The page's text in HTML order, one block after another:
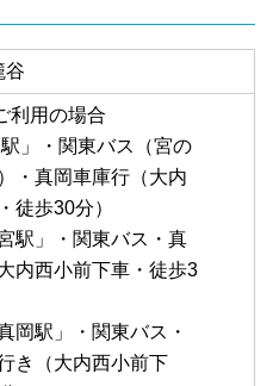
谷
利用の場合
」・関東バス（宮の
・真岡車庫行（大内
徒歩30分）
駅」・関東バス・真
内西小前下車・徒歩3
岡駅」・関東バス・
き（大内西小前下